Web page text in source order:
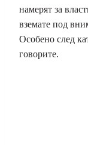
намерят за
вземате под
Особено след
говорите.